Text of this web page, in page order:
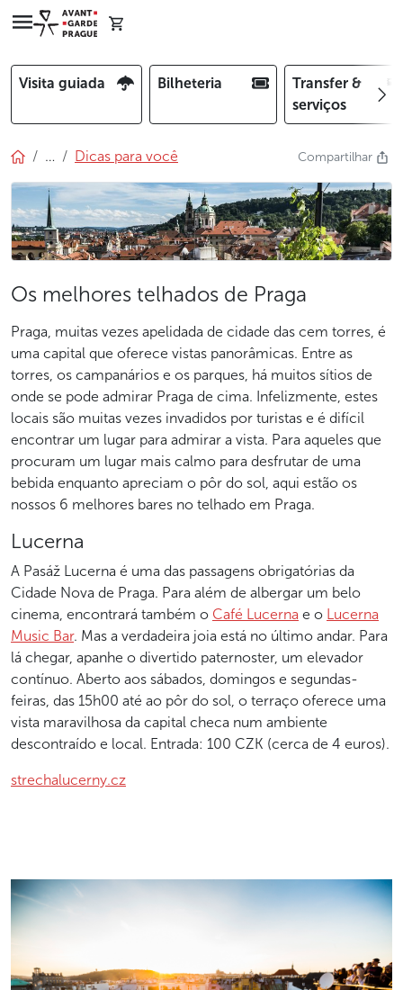
Visita guiada Bilheteria
Transfer &
serviços
… Dicas para você Compartilhar
Os melhores telhados de Praga
Praga, muitas vezes apelidada de cidade das cem torres, é
uma capital que oferece vistas panorâmicas. Entre as
torres, os campanários e os parques, há muitos sítios de
onde se pode admirar Praga de cima. Infelizmente, estes
locais são muitas vezes invadidos por turistas e é difícil
encontrar um lugar para admirar a vista. Para aqueles que
procuram um lugar mais calmo para desfrutar de uma
bebida enquanto apreciam o pôr do sol, aqui estão os
nossos 6 melhores bares no telhado em Praga.
Lucerna
A Pasáž Lucerna é uma das passagens obrigatórias da
Cidade Nova de Praga. Para além de albergar um belo
cinema, encontrará também o Café Lucerna e o Lucerna
Music Bar. Mas a verdadeira joia está no último andar. Para
lá chegar, apanhe o divertido paternoster, um elevador
contínuo. Aberto aos sábados, domingos e segundas-
feiras, das 15h00 até ao pôr do sol, o terraço oferece uma
vista maravilhosa da capital checa num ambiente
descontraído e local. Entrada: 100 CZK (cerca de 4 euros).
strechalucerny.cz